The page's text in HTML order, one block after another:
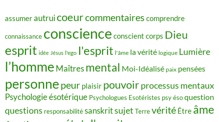
assumerautruicoeurcommentaires comprendre
connaissance conscience conscient corps Dieu
esprit idée Jésus l'ego l'esprit l'âme la vérité logique Lumière
l’homme Maîtres mental Moi-Idéalisé paix pensées
personne peur plaisir pouvoirprocessus mentaux
Psychologie ésotérique Psychologues Esotéristes psy ésoquestion
questions responsabilitésanskritsujet Terrevérité Être âme